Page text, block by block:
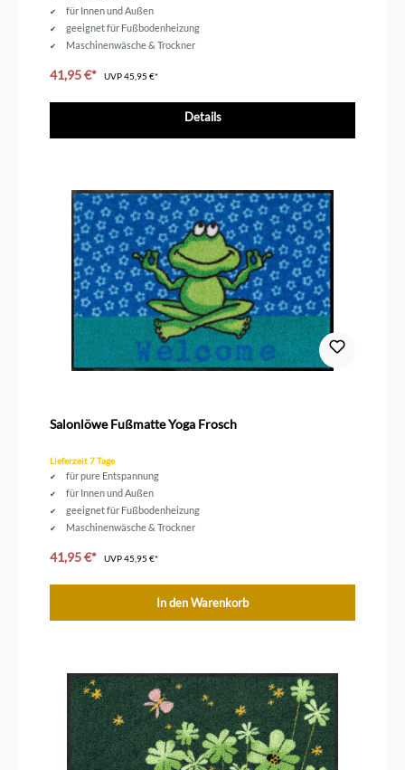
für Innen und Außen
geeignet für Fußbodenheizung
Maschinenwäsche & Trockner
41,95 €* UVP45,95 €*
Details
Salonlöwe Fußmatte Yoga Frosch
Lieferzeit 7 Tage
für pure Entspannung
für Innen und Außen
geeignet für Fußbodenheizung
Maschinenwäsche & Trockner
41,95 €* UVP45,95 €*
In den Warenkorb